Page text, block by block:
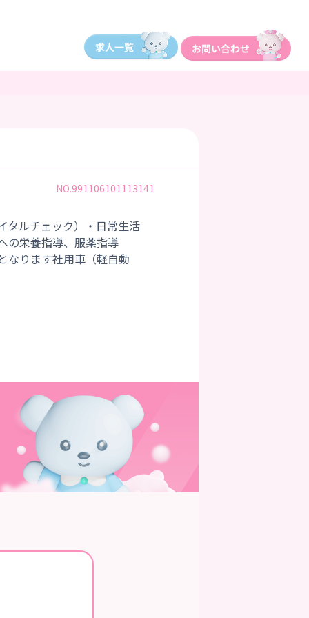
NO.991106101113141
タルチェック）・日常生活
の栄養指導、服薬指導
なります社用車（軽自動